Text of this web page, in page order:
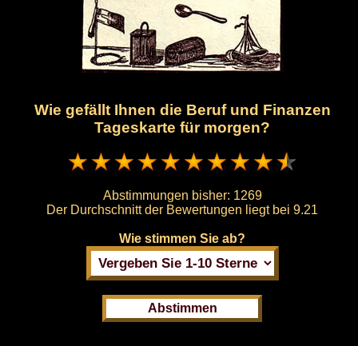
Wie gefällt Ihnen die Beruf und Finanzen
Tageskarte für morgen?
Abstimmungen bisher: 1269
Der Durchschnitt der Bewertungen liegt bei 9.21
Wie stimmen Sie ab?